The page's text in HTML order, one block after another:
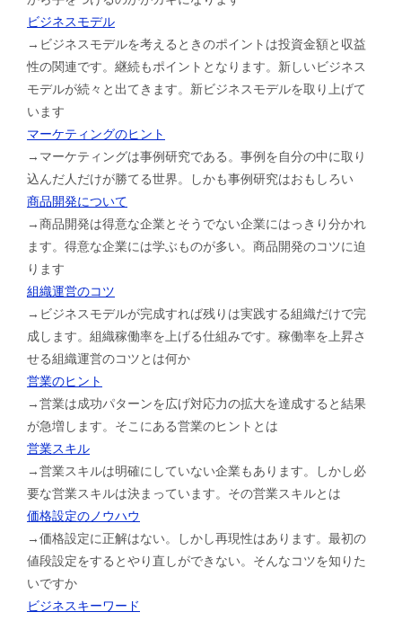
ビジネスモデル
→ビジネスモデルを考えるときのポイントは投資金額と収益
性の関連です。継続もポイントとなります。新しいビジネス
モデルが続々と出てきます。新ビジネスモデルを取り上げて
います
マーケティングのヒント
→マーケティングは事例研究である。事例を自分の中に取り
込んだ人だけが勝てる世界。しかも事例研究はおもしろい
商品開発について
→商品開発は得意な企業とそうでない企業にはっきり分かれ
ます。得意な企業には学ぶものが多い。商品開発のコツに迫
ります
組織運営のコツ
→ビジネスモデルが完成すれば残りは実践する組織だけで完
成します。組織稼働率を上げる仕組みです。稼働率を上昇さ
せる組織運営のコツとは何か
営業のヒント
→営業は成功パターンを広げ対応力の拡大を達成すると結果
が急増します。そこにある営業のヒントとは
営業スキル
→営業スキルは明確にしていない企業もあります。しかし必
要な営業スキルは決まっています。その営業スキルとは
価格設定のノウハウ
→価格設定に正解はない。しかし再現性はあります。最初の
値段設定をするとやり直しができない。そんなコツを知りた
いですか
ビジネスキーワード